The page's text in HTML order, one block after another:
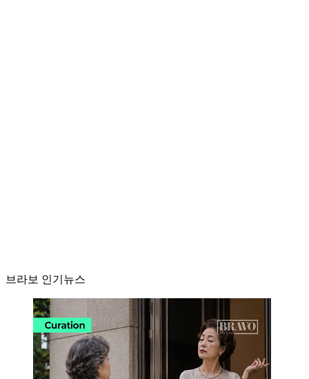
브라보 인기뉴스